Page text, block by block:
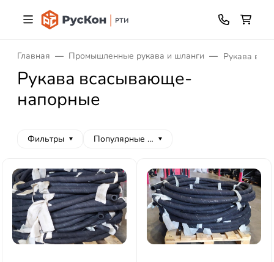
Главная Промышленные рукава и шланги Рукава
Рукава всасывающе-
напорные
Фильтры Популярные сначала